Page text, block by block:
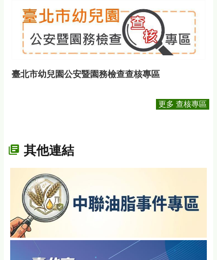
臺北市幼兒園公安暨園務檢查查核專區
更多 查核專區
其他連結